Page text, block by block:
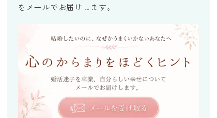
をメールでお届けします。